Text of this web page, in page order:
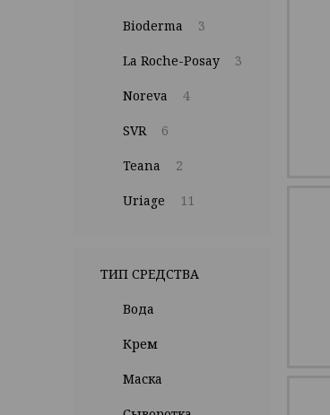
Bioderma 3
La Roche-Posay 3
Noreva 4
SVR 6
Teana 2
Uriage 11
ТИП СРЕДСТВА
Вода
Крем
Маска